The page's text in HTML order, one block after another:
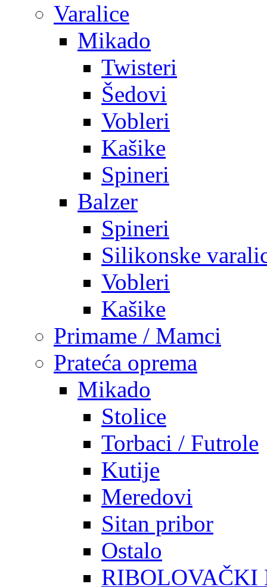
Varalice
Mikado
Twisteri
Šedovi
Vobleri
Kašike
Spineri
Balzer
Spineri
Silikonske
Vobleri
Kašike
Primame / Mamci
Prateća oprema
Mikado
Stolice
Torbaci / Futrole
Kutije
Meredovi
Sitan pribor
Ostalo
RIBOLOVAČKI